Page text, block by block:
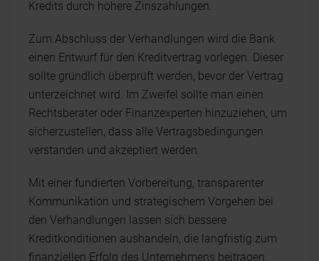
Kredits durch höhere Zinszahlungen.
Zum Abschluss der Verhandlungen wird die Bank
einen Entwurf für den Kreditvertrag vorlegen. Dieser
sollte gründlich überprüft werden, bevor der Vertrag
unterzeichnet wird. Im Zweifel sollte man einen
Rechtsberater oder Finanzexperten hinzuziehen, um
sicherzustellen, dass alle Vertragsbedingungen
verstanden und akzeptiert werden.
Mit einer fundierten Vorbereitung, transparenter
Kommunikation und strategischem Vorgehen bei
den Verhandlungen lassen sich bessere
Kreditkonditionen aushandeln, die langfristig zum
finanziellen Erfolg des Unternehmens beitragen.